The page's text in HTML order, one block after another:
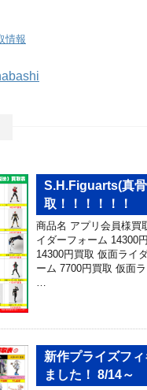
情報
S.H.Figuarts(真
取！！！！！！
商品名 アプリ会員様買
イダーフォーム 14300
14300円買取 仮面ライ
ーム 7700円買取 仮面
…
新作プライズフ
ました！ 8/14～